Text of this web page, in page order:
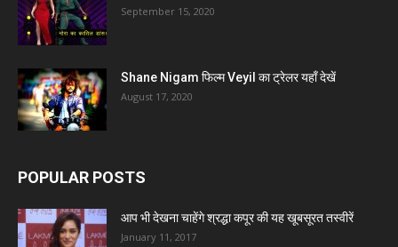
September 15, 2020
Shane Nigam फिल्म Veyil का ट्रेलर यहाँ देखें
August 17, 2020
POPULAR POSTS
आप भी देखना चाहेंगे श्रद्धा कपूर की यह खूबसूरत तस्वीरें
January 11, 2017